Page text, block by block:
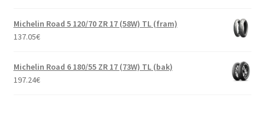
Michelin Road 5 120/70 ZR 17 (58W) TL (fram)
137.05€
Michelin Road 6 180/55 ZR 17 (73W) TL (bak)
197.24€